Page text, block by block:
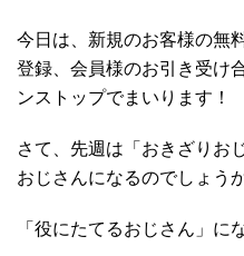
今日は、新規のお客様の無
登録、会員様のお引き受け
ンストップでまいります！
さて、先週は「おきざりお
おじさんになるのでしょう
「役にたてるおじさん」に